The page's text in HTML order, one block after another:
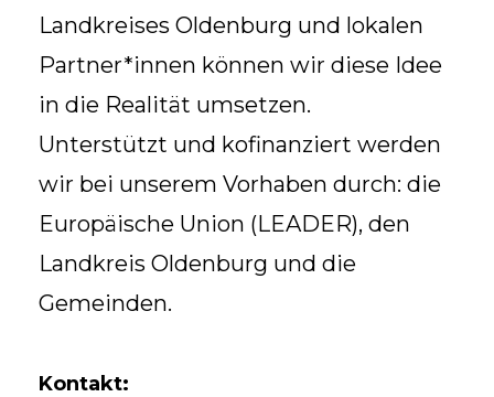
Landkreises Oldenburg und lokalen
Partner*innen können wir diese Idee
in die Realität umsetzen.
Unterstützt und kofinanziert werden
wir bei unserem Vorhaben durch: die
Europäische Union (LEADER), den
Landkreis Oldenburg und die
Gemeinden.
Kontakt: